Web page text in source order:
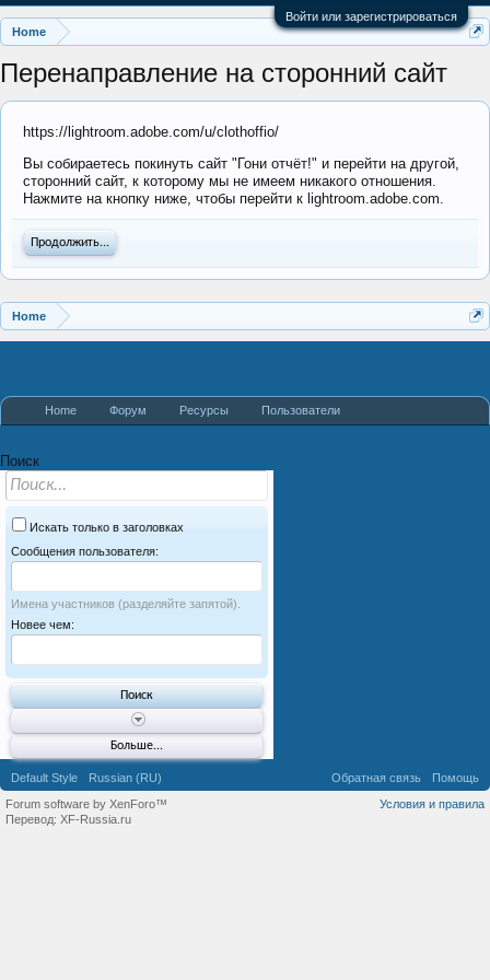
Войти или зарегистрироваться
Home
Перенаправление на сторонний сайт
https://lightroom.adobe.com/u/clothoffio/
Вы собираетесь покинуть сайт "Гони отчёт!" и перейти на другой,
сторонний сайт, к которому мы не имеем никакого отношения.
Нажмите на кнопку ниже, чтобы перейти к lightroom.adobe.com.
Продолжить...
Home
Home Форум Ресурсы Пользователи
Поиск
Искать только в заголовках
Сообщения пользователя:
Имена участников (разделяйте запятой).
Новее чем:
Больше...
Default Style Russian (RU) Обратная связь
Помощь
Условия и правила
Forum software by XenForo™
Перевод: XF-Russia.ru